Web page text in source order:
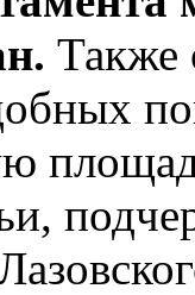
Также